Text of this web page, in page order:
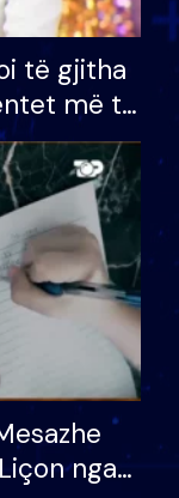
të gjitha
më të
Do më
nga